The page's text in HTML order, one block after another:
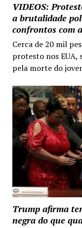
VIDEOS:
a brutalidade
confrontos com
Cerca de 20 mil
protesto nos EUA,
pela morte do
Trump afirma
negra do que